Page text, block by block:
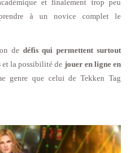
et finalement trop peu
à un novice complet le
de défis qui permettent surtout
et la possibilité de jouer en ligne en
genre que celui de Tekken Tag